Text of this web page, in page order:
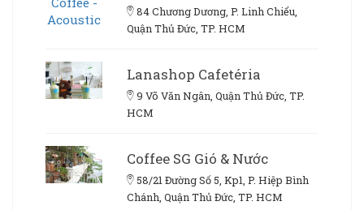
84 Chương Dương, P. Linh Chiểu,
Quận Thủ Đức, TP. HCM
Lanashop Cafetéria
9 Võ Văn Ngân, Quận Thủ Đức, TP.
HCM
Coffee SG Gió & Nước
58/21 Đường Số 5, Kp1, P. Hiệp Bình
Chánh, Quận Thủ Đức, TP. HCM